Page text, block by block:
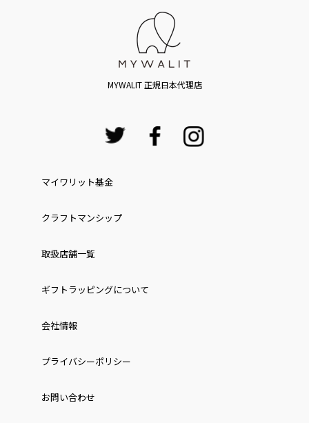
MYWALIT 正規日本代理店
マイワリット基金
クラフトマンシップ
取扱店舗一覧
ギフトラッピングについて
会社情報
プライバシーポリシー
お問い合わせ